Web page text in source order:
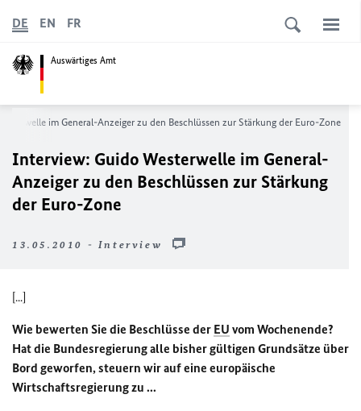
Auswärtiges Amt
DE EN FR
im General-Anzeiger zu den Beschlüssen zur Stärkung der Euro-Zone
Interview: Guido Westerwelle im General-
Anzeiger zu den Beschlüssen zur Stärkung
der Euro-Zone
13.05.2010 - Interview
[...]
Wie bewerten Sie die Beschlüsse der EU vom Wochenende?
Hat die Bundesregierung alle bisher gültigen Grundsätze über
Bord geworfen, steuern wir auf eine europäische
Wirtschaftsregierung zu ...